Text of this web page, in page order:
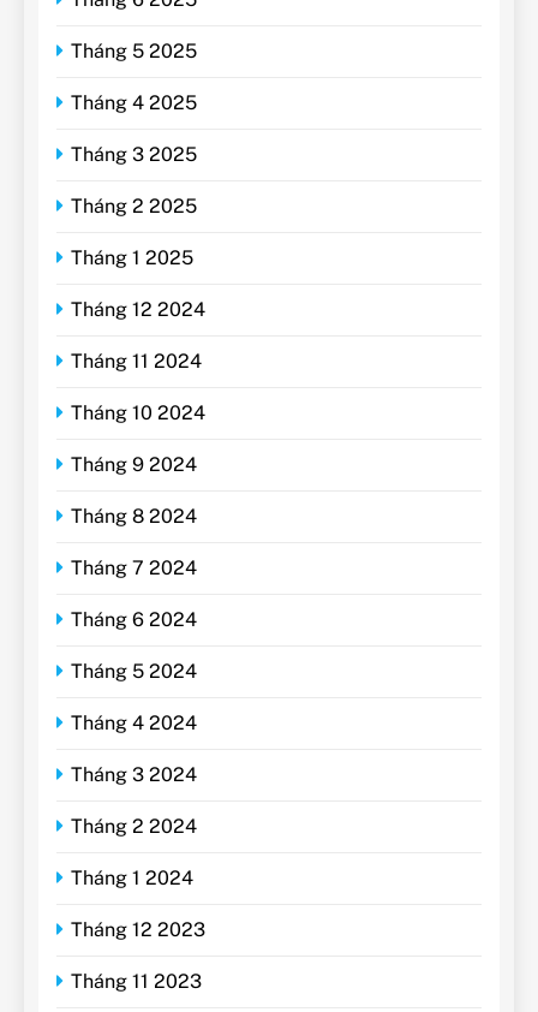
Tháng 5 2025
Tháng 4 2025
Tháng 3 2025
Tháng 2 2025
Tháng 1 2025
Tháng 12 2024
Tháng 11 2024
Tháng 10 2024
Tháng 9 2024
Tháng 8 2024
Tháng 7 2024
Tháng 6 2024
Tháng 5 2024
Tháng 4 2024
Tháng 3 2024
Tháng 2 2024
Tháng 1 2024
Tháng 12 2023
Tháng 11 2023